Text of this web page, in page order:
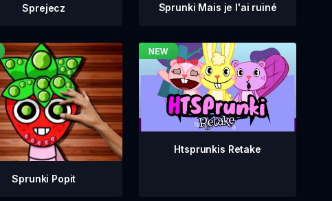
Sprejecz Sprunki Mais je l'ai ruiné
Sprunki Popit
Htsprunkis Retake